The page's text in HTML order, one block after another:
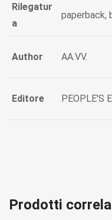
Rilegatur
a
paperback,
Author AA.VV.
Editore PEOPLE'S
Prodotti